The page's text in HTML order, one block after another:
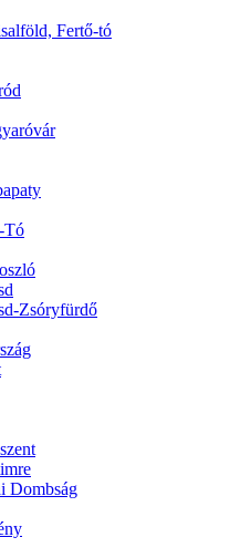
Fertő-tó
Tó
Zsóryfürdő
Dombság